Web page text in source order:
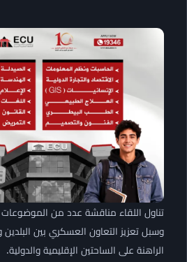
تناول اللقاء مناقشة عدد من
وسبل تعزيز التعاون العسكري بين
الراهنة على الساحتين الإقليمية والدولية.